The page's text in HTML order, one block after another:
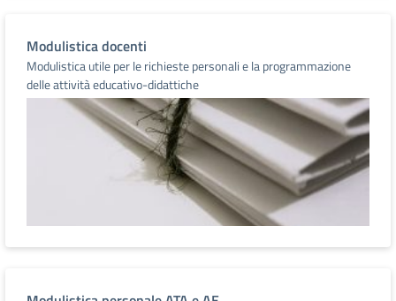
Modulistica docenti
Modulistica utile per le richieste personali e la programmazione
delle attività educativo-didattiche